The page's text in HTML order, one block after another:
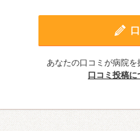
あなたの口コミが病院を
口コミ投稿に